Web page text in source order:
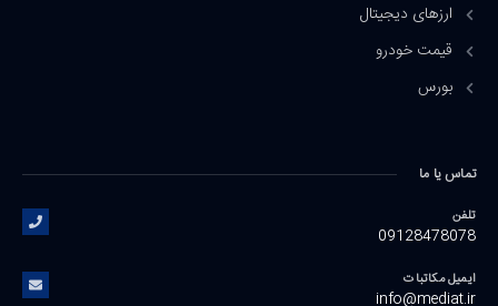
ارزهای دیجیتال
قیمت خودرو
بورس
تماس یا ما
تلفن
09128478078
ایمیل مکاتبات
info@mediat.ir